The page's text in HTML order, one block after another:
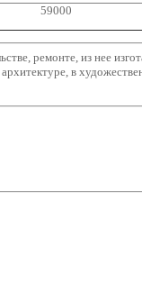
59000
ремонте, из нее
в